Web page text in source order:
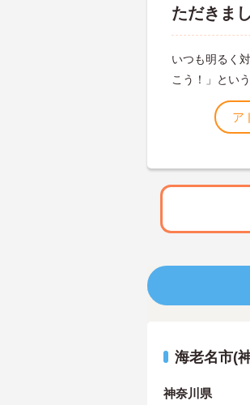
ただきまし
いつも明るく
こう！」とい
ア
海老名市(
神奈川県